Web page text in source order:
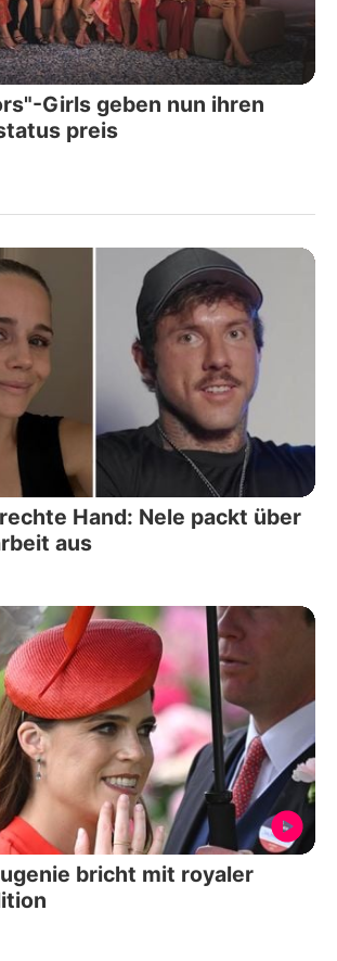
Girls geben nun ihren
preis
Hand: Nele packt über
aus
bricht mit royaler